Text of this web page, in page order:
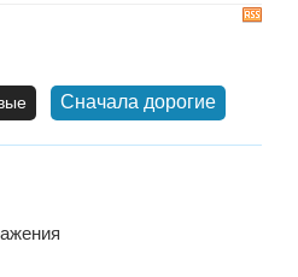
Сначала дорогие